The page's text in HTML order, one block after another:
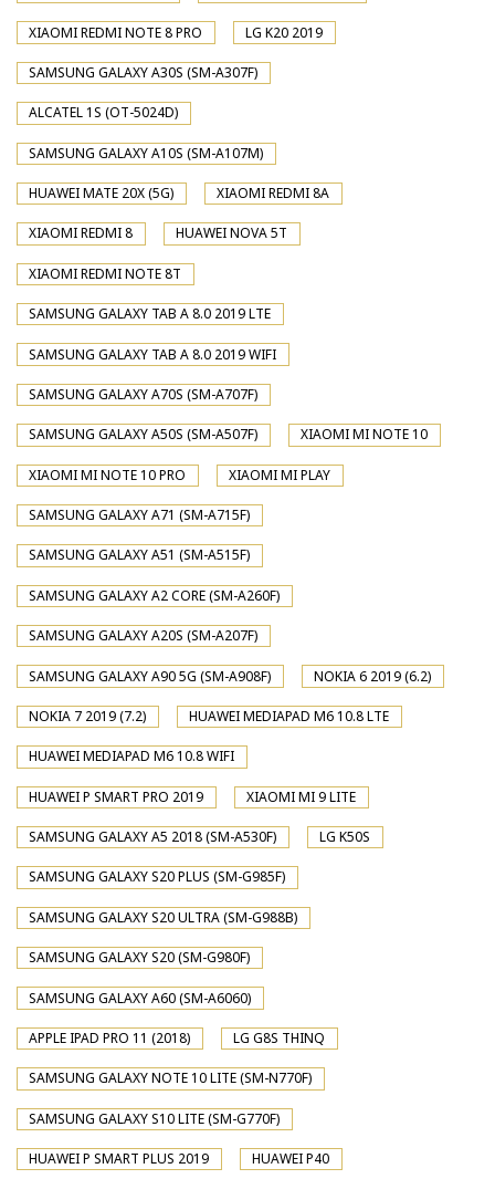
XIAOMI REDMI NOTE 8 PRO LG K20 2019
SAMSUNG GALAXY A30S (SM-A307F)
ALCATEL 1S (OT-5024D)
SAMSUNG GALAXY A10S (SM-A107M)
HUAWEI MATE 20X (5G) XIAOMI REDMI 8A
XIAOMI REDMI 8 HUAWEI NOVA 5T
XIAOMI REDMI NOTE 8T
SAMSUNG GALAXY TAB A 8.0 2019 LTE
SAMSUNG GALAXY TAB A 8.0 2019 WIFI
SAMSUNG GALAXY A70S (SM-A707F)
SAMSUNG GALAXY A50S (SM-A507F) XIAOMI MI NOTE 10
XIAOMI MI NOTE 10 PRO XIAOMI MI PLAY
SAMSUNG GALAXY A71 (SM-A715F)
SAMSUNG GALAXY A51 (SM-A515F)
SAMSUNG GALAXY A2 CORE (SM-A260F)
SAMSUNG GALAXY A20S (SM-A207F)
SAMSUNG GALAXY A90 5G (SM-A908F) NOKIA 6 2019 (6.2)
NOKIA 7 2019 (7.2) HUAWEI MEDIAPAD M6 10.8 LTE
HUAWEI MEDIAPAD M6 10.8 WIFI
HUAWEI P SMART PRO 2019 XIAOMI MI 9 LITE
SAMSUNG GALAXY A5 2018 (SM-A530F) LG K50S
SAMSUNG GALAXY S20 PLUS (SM-G985F)
SAMSUNG GALAXY S20 ULTRA (SM-G988B)
SAMSUNG GALAXY S20 (SM-G980F)
SAMSUNG GALAXY A60 (SM-A6060)
APPLE IPAD PRO 11 (2018) LG G8S THINQ
SAMSUNG GALAXY NOTE 10 LITE (SM-N770F)
SAMSUNG GALAXY S10 LITE (SM-G770F)
HUAWEI P SMART PLUS 2019 HUAWEI P40